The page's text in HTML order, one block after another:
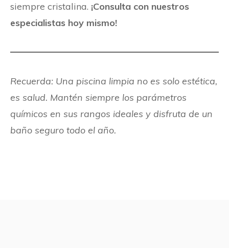
siempre cristalina. ¡Consulta con nuestros
especialistas hoy mismo!
Recuerda: Una piscina limpia no es solo estética,
es salud. Mantén siempre los parámetros
químicos en sus rangos ideales y disfruta de un
baño seguro todo el año.